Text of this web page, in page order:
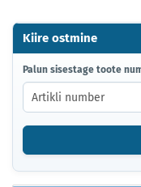
Kiire ostmine
PALUN
SISESTAGE
TOOTE
NUMBER
VÕI
KOOD.
Palun sisestage toote